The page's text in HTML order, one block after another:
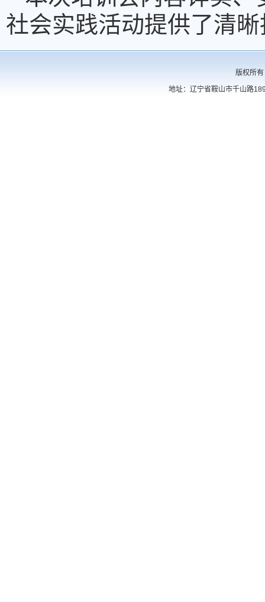
社会实践活动提供了清
版权所
地址：辽宁省鞍山市千山路